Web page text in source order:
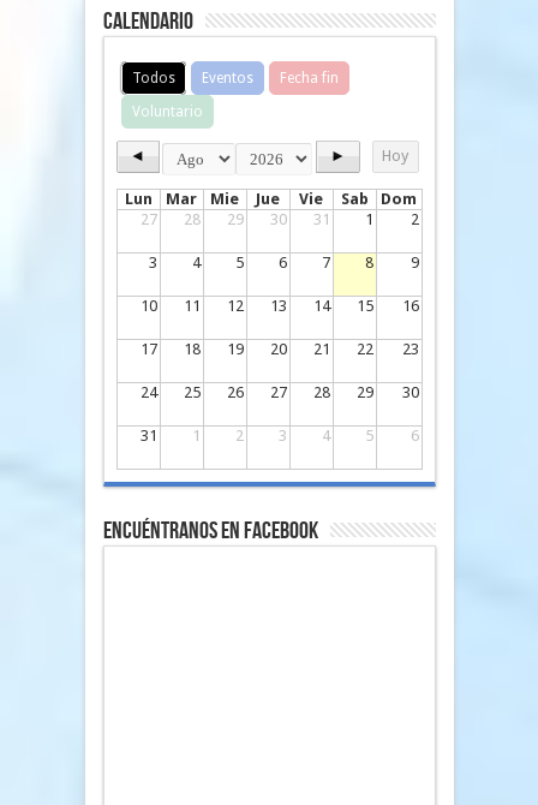
Calendario
Todos Eventos
Fecha fin
Voluntario
◄ ► Hoy
Lun Mar Mie Jue Vie Sab
Dom
27
28 29 30 31 1 2
3 4 5 6 7 8 9
10 11 12 13 14 15 16
17 18 19 20 21 22 23
24 25 26 27 28 29 30
31 1 2 3 4 5 6
Encuéntranos en Facebook